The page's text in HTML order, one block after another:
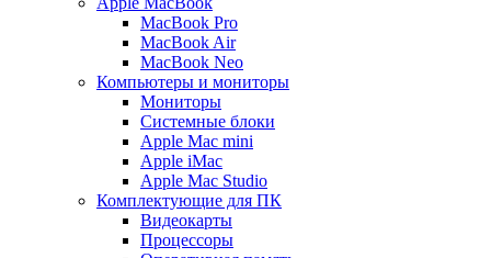
MacBook Pro
MacBook Air
MacBook Neo
Компьютеры и мониторы
Мониторы
Системные блоки
Apple Mac mini
Apple iMac
Apple Mac Studio
Комплектующие для ПК
Видеокарты
Процессоры